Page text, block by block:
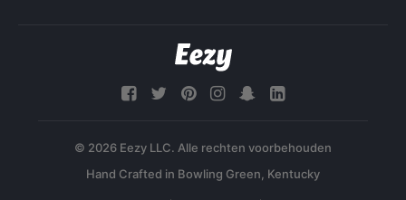
© 2026 Eezy LLC. Alle rechten voorbehouden